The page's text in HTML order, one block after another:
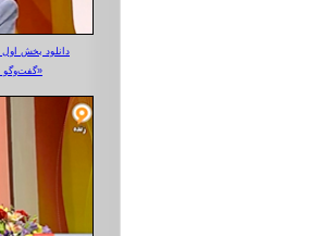
دانلود بخش اول
گفت‌وگو با دکتر «مساعدیان»